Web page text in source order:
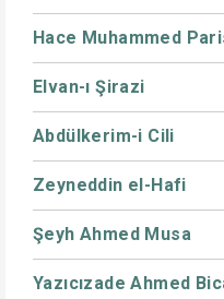
Hace Muhammed
Elvan-ı Şirazi
Abdülkerim-i Cili
Zeyneddin el-Hafi
Şeyh Ahmed Musa
Yazıcızade Ahmed